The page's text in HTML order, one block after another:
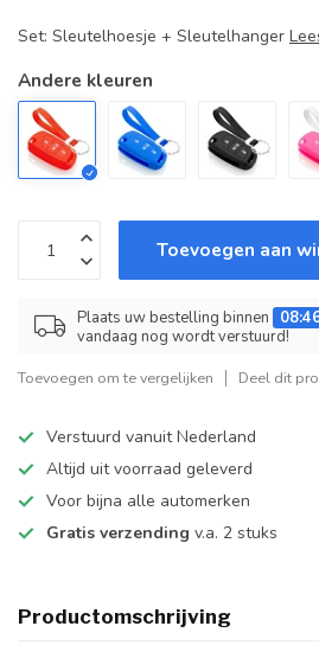
Set: Sleutelhoesje + Sleutelhanger
Andere kleuren
Toevoegen aan
Plaats uw bestelling binnen
vandaag nog wordt verstuurd!
Toevoegen om te vergelijken Deel dit
Verstuurd vanuit Nederland
Altijd uit voorraad geleverd
Voor bijna alle automerken
Gratis verzending v.a. 2 stuks
Productomschrijving